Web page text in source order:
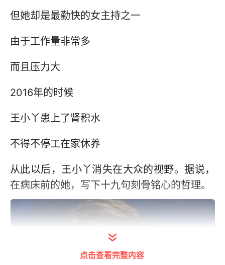
但她却是最勤快的女主持之一
由于工作量非常多
而且压力大
2016年的时候
王小丫患上了肾积水
不得不停工在家休养
从此以后，王小丫消失在大众的视野。据说，
在病床前的她，写下十九句刻骨铭心的哲理。
点击查看完整内容